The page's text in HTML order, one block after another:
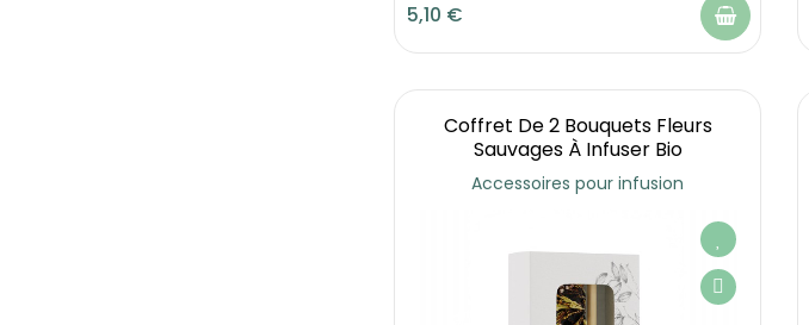
5,10 €
Coffret De 2 Bouquets Fleurs
Sauvages À Infuser Bio
Accessoires pour infusion